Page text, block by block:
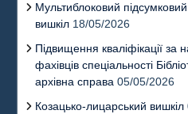
Мультиблоковий
вишкіл 18/05/2026
Підвищення кваліфікації за
фахівців спеціальності
архівна справа 05/05/2026
Козацько-лицарський вишкіл